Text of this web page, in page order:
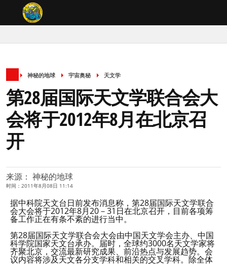
神秘的地球 宇宙奥秘 天文学
第28届国际天文学联合会大
会将于2012年8月在北京召
开
来源： 神秘的地球
时间：2011年8月08日 11:14
据中科院天文台日前发布消息称，第28届国际天文学联合
会大会将于2012年8月20－31日在北京召开，目前各项筹
备工作正在有条不紊的进行当中。
第28届国际天文学联合会大会由中国天文学会主办、中国
科学院国家天文台承办。届时，全球约3000名天文学家将
齐聚北京，交流最新研究成果、前沿热点与发展趋势。会
议内容将涉及天文各分支学科和相关的交叉学科。除全体